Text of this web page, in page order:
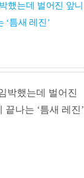
했는데 벌어진 앞니
‘틈새 레진’
박했는데 벌어진
끝나는 ‘틈새 레진’